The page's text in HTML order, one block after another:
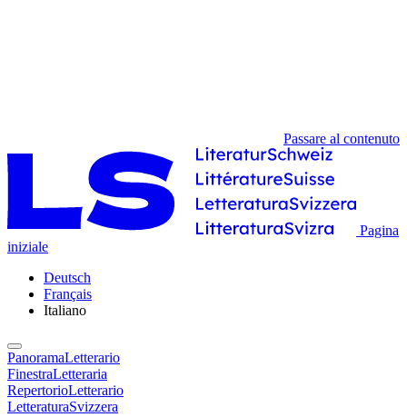
Passare al contenuto
Pagina
iniziale
Deutsch
Français
Italiano
PanoramaLetterario
FinestraLetteraria
RepertorioLetterario
LetteraturaSvizzera